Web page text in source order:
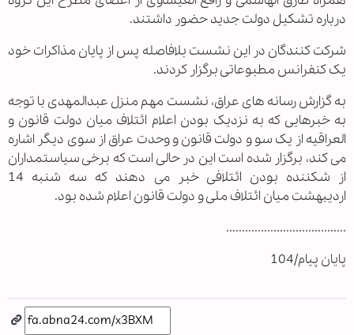
درباره تشکیل دولت جدید حضور داشتند.
شرکت کنندگان در این نشست بلافاصله پس از پایان مذاکرات خود
یک کنفرانس مطبوعاتی برگزار کردند.
به گزارش رسانه های عراق، نشست مهم منزل عبدالمهدی با توجه
به خبرهایی که به نزدیک بودن اعلام ائتلاف میان دولت قانون و
العراقیه از یک سو و دولت قانون و وحدت عراق از سوی دیگر اشاره
می کند، برگزار شده است این در حالی است که برخی سیاستمداران
از شکننده بودن ائتلافی خبر می دهند که سه شنبه 14
اردیبهشت میان ائتلاف ملی و دولت قانون اعلام شده بود.
......................................
پایان پیام/104